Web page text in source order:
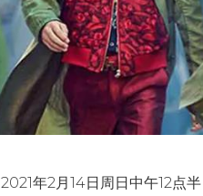
2021年2月14日周日中午12